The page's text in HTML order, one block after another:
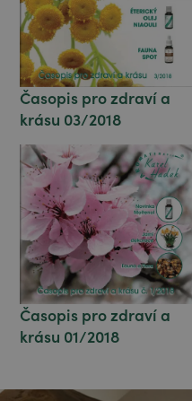
Časopis pro zdraví a
krásu 03/2018
Časopis pro zdraví a
krásu 01/2018